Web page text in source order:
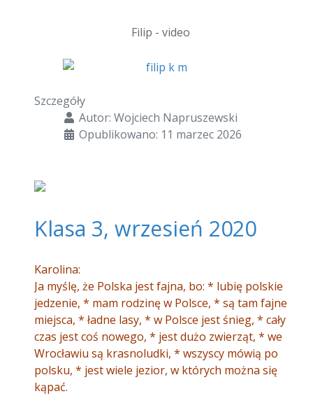
Filip - video
Szczegóły
Autor: Wojciech Napruszewski
Opublikowano: 11 marzec 2026
Klasa 3, wrzesień 2020
Karolina:
Ja myślę, że Polska jest fajna, bo: * lubię polskie
jedzenie, * mam rodzinę w Polsce, * są tam fajne
miejsca, * ładne lasy, * w Polsce jest śnieg, * cały
czas jest coś nowego, * jest dużo zwierząt, * we
Wrocławiu są krasnoludki, * wszyscy mówią po
polsku, * jest wiele jezior, w których można się
kąpać.